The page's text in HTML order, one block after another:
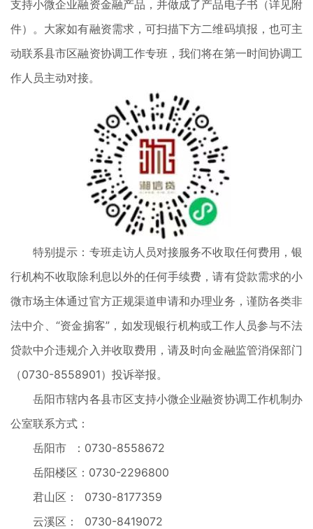
支持小微企业融资金融产品，并做成了产品电子书（详见附
件）。大家如有融资需求，可扫描下方二维码填报，也可主
动联系县市区融资协调工作专班，我们将在第一时间协调工
作人员主动对接。
特别提示：专班走访人员对接服务不收取任何费用，银
行机构不收取除利息以外的任何手续费，请有贷款需求的小
微市场主体通过官方正规渠道申请和办理业务，谨防各类非
法中介、“资金掮客”，如发现银行机构或工作人员参与不法
贷款中介违规介入并收取费用，请及时向金融监管消保部门
（0730-8558901）投诉举报。
岳阳市辖内各县市区支持小微企业融资协调工作机制办
公室联系方式：
岳阳市 ：0730-8558672
岳阳楼区：0730-2296800
君山区： 0730-8177359
云溪区： 0730-8419072